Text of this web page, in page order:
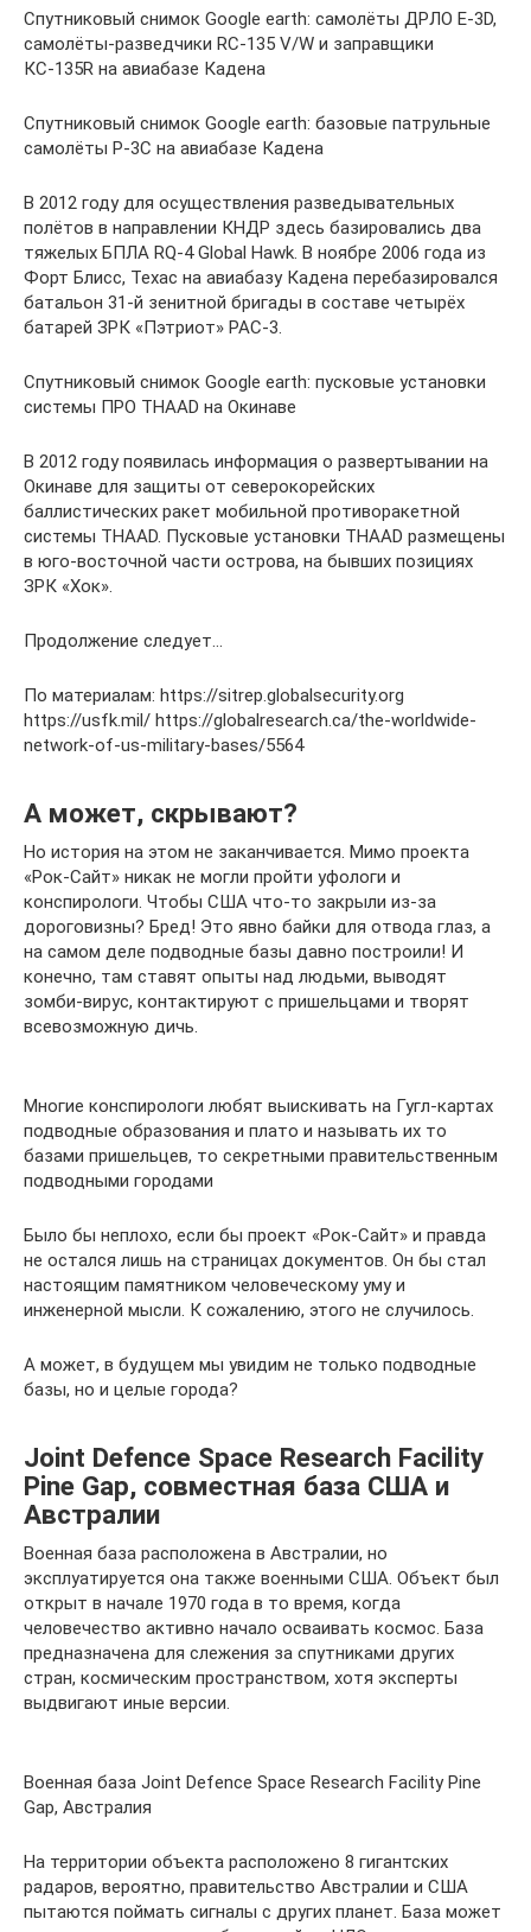
Спутниковый снимок Google earth: самолёты ДРЛО Е-3D,
самолёты-разведчики RC-135 V/W и заправщики
КС-135R на авиабазе Кадена
Спутниковый снимок Google earth: базовые патрульные
самолёты Р-3С на авиабазе Кадена
В 2012 году для осуществления разведывательных
полётов в направлении КНДР здесь базировались два
тяжелых БПЛА RQ-4 Global Hawk. В ноябре 2006 года из
Форт Блисс, Техас на авиабазу Кадена перебазировался
батальон 31-й зенитной бригады в составе четырёх
батарей ЗРК «Пэтриот» PAC-3.
Спутниковый снимок Google earth: пусковые установки
системы ПРО THAAD на Окинаве
В 2012 году появилась информация о развертывании на
Окинаве для защиты от северокорейских
баллистических ракет мобильной противоракетной
системы THAAD. Пусковые установки THAAD размещены
в юго-восточной части острова, на бывших позициях
ЗРК «Хок».
Продолжение следует…
По материалам: https://sitrep.globalsecurity.org
https://usfk.mil/ https://globalresearch.ca/the-worldwide-
network-of-us-military-bases/5564
А может, скрывают?
Но история на этом не заканчивается. Мимо проекта
«Рок-Сайт» никак не могли пройти уфологи и
конспирологи. Чтобы США что-то закрыли из-за
дороговизны? Бред! Это явно байки для отвода глаз, а
на самом деле подводные базы давно построили! И
конечно, там ставят опыты над людьми, выводят
зомби-вирус, контактируют с пришельцами и творят
всевозможную дичь.
Многие конспирологи любят выискивать на Гугл-картах
подводные образования и плато и называть их то
базами пришельцев, то секретными правительственным
подводными городами
Было бы неплохо, если бы проект «Рок-Сайт» и правда
не остался лишь на страницах документов. Он бы стал
настоящим памятником человеческому уму и
инженерной мысли. К сожалению, этого не случилось.
А может, в будущем мы увидим не только подводные
базы, но и целые города?
Joint Defence Space Research Facility
Pine Gap, совместная база США и
Австралии
Военная база расположена в Австралии, но
эксплуатируется она также военными США. Объект был
открыт в начале 1970 года в то время, когда
человечество активно начало осваивать космос. База
предназначена для слежения за спутниками других
стран, космическим пространством, хотя эксперты
выдвигают иные версии.
Военная база Joint Defence Space Research Facility Pine
Gap, Австралия
На территории объекта расположено 8 гигантских
радаров, вероятно, правительство Австралии и США
пытаются поймать сигналы с других планет. База может